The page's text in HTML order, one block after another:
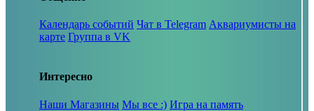
Календарь событий Чат в Telegram Аквариумисты на
карте Группа в VK
Интересно
Наши Магазины Мы все :) Игра на память